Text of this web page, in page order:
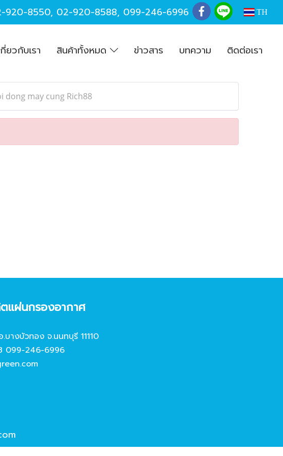
920-8550, 02-920-8588, 099-246-6996 TH
กี่ยวกับเรา สินค้าทั้งหมด ข่าวสาร บทความ ติดต่อเรา
dong may cung Rich88
แผ่นกรองอากาศ
งบัวทอง จ.นนทบุรี 11110
099-246-6996